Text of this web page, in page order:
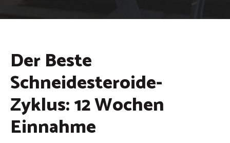
Der Beste
Schneidesteroide-
Zyklus: 12 Wochen
Einnahme